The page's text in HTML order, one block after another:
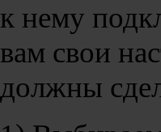
к нему
вам свои
должны